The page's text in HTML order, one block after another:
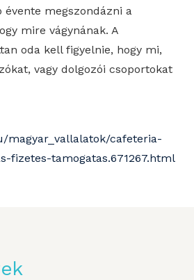
évente megszondázni a
mire vágynának. A
oda kell figyelnie, hogy mi,
vagy dolgozói csoportokat
magyar_vallalatok/cafeteria-
fizetes-tamogatas.671267.html